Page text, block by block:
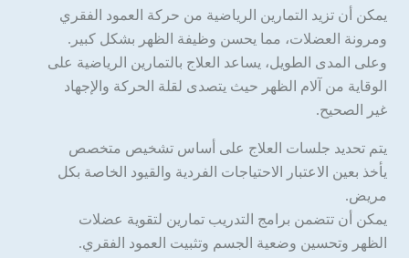
يمكن أن تزيد التمارين الرياضية من حركة العمود الفقري
ومرونة العضلات، مما يحسن وظيفة الظهر بشكل كبير.
وعلى المدى الطويل، يساعد العلاج بالتمارين الرياضية على
الوقاية من آلام الظهر حيث يتصدى لقلة الحركة والإجهاد
غير الصحيح.
يتم تحديد جلسات العلاج على أساس تشخيص متخصص
يأخذ بعين الاعتبار الاحتياجات الفردية والقيود الخاصة بكل
مريض.
يمكن أن تتضمن برامج التدريب تمارين لتقوية عضلات
الظهر وتحسين وضعية الجسم وتثبيت العمود الفقري.